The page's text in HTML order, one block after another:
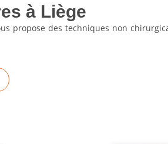
à Liège
propose des techniques non